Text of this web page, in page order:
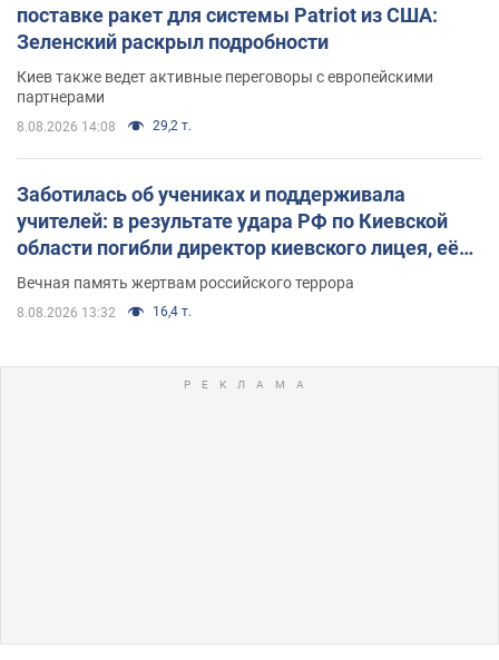
поставке ракет для системы Patriot из США:
Зеленский раскрыл подробности
Киев также ведет активные переговоры с европейскими
партнерами
8.08.2026 14:08 29,2 т.
Заботилась об учениках и поддерживала
учителей: в результате удара РФ по Киевской
области погибли директор киевского лицея, её
муж и внук
Вечная память жертвам российского террора
8.08.2026 13:32 16,4 т.